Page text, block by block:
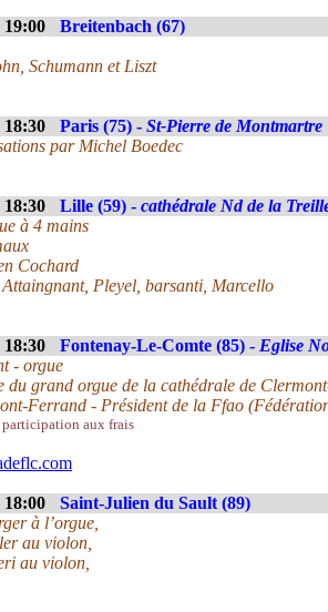
19:00
Breitenbach (67)
Schumann et Liszt
18:30 Paris (75) - St-Pierre de Montmartre
par Michel Boedec
18:30 Lille (59) - cathédrale Nd de la
à 4 mains
Cochard
Pleyel, barsanti, Marcello
18:30 Fontenay-Le-Comte (85) - Eglise
- orgue
du grand orgue de la cathédrale de
Ferrand - Président de la Ffao
aux frais
18:00
Saint-Julien du Sault (89)
à l’orgue,
au violon,
au violon,